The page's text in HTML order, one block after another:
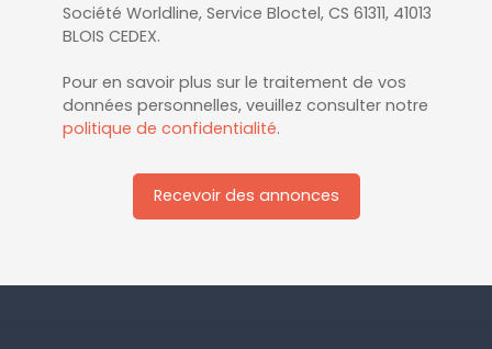
Société Worldline, Service Bloctel, CS 61311, 41013
BLOIS CEDEX.
Pour en savoir plus sur le traitement de vos
données personnelles, veuillez consulter notre
politique de confidentialité.
Recevoir des annonces